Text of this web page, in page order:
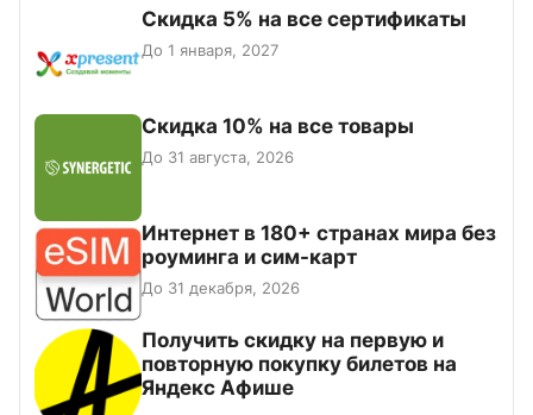
Скидка 5% на все сертификаты
До 1 января, 2027
Скидка 10% на все товары
До 31 августа, 2026
Интернет в 180+ странах мира без
роуминга и сим-карт
До 31 декабря, 2026
Получить скидку на первую и
повторную покупку билетов на
Яндекс Афише